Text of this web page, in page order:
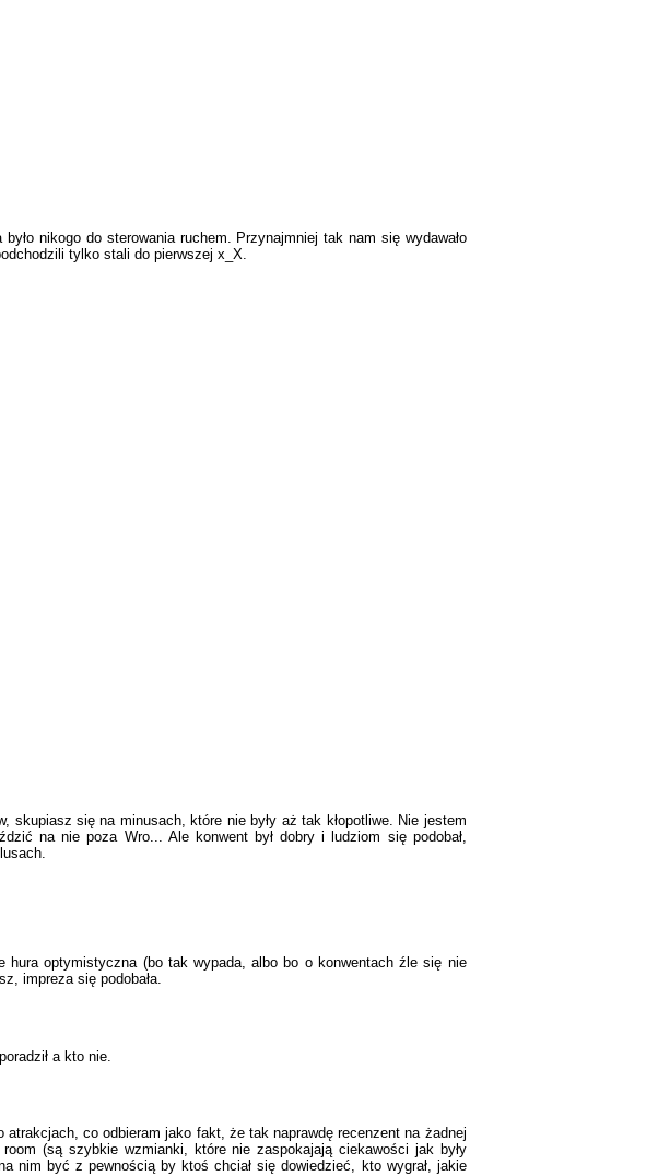
nikogo do sterowania ruchem. Przynajmniej tak nam się wydawało
tylko stali do pierwszej x_X.
się na minusach, które nie były aż tak kłopotliwe. Nie jestem
na nie poza Wro... Ale konwent był dobry i ludziom się podobał,
optymistyczna (bo tak wypada, albo bo o konwentach źle się nie
impreza się podobała.
a kto nie.
co odbieram jako fakt, że tak naprawdę recenzent na żadnej
(są szybkie wzmianki, które nie zaspokajają ciekawości jak były
nim być z pewnością by ktoś chciał się dowiedzieć, kto wygrał, jakie